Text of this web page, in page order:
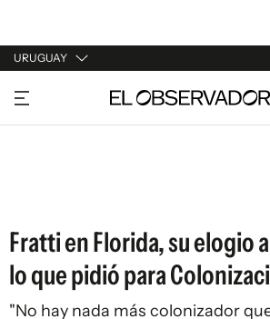
URUGUAY
URUGUAY
ARGENTINA
Fratti en Florida, su elogio
lo que pidió para
"No hay nada más colonizador